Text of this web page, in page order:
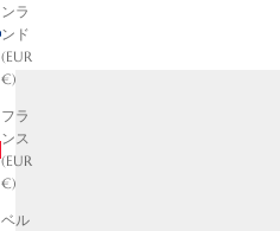
ンラ
ンド
(EUR
€)
フラ
ンス
(EUR
€)
ベル